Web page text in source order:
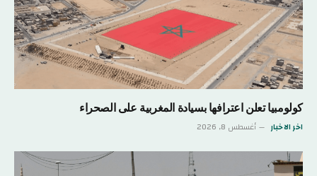
كولومبيا تعلن اعترافها بسيادة المغربية على الصحراء
اخر الاخبار أغسطس 8, 2026